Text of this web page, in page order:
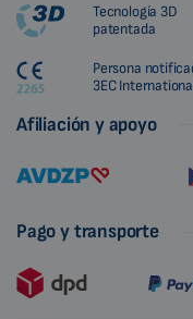
Tecnología 3D
patentada
Persona
3EC
Afiliación y apoyo
Pago y transporte